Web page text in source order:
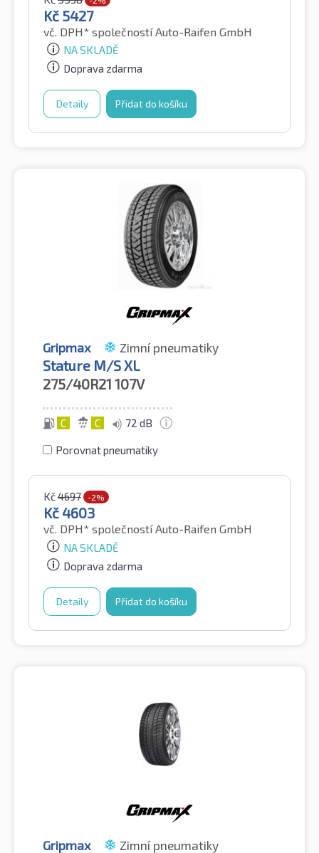
Kč 5427
vč. DPH* společností Auto-Raifen GmbH
NA SKLADĚ
Doprava zdarma
Detaily Přidat do košíku
Gripmax Zimní pneumatiky
Stature M/S XL
275/40R21 107V
C C 72 dB
Porovnat pneumatiky
Kč4697 -2%
Kč4603
vč. DPH* společností Auto-Raifen GmbH
NA SKLADĚ
Doprava zdarma
Detaily Přidat do košíku
Gripmax Zimní pneumatiky